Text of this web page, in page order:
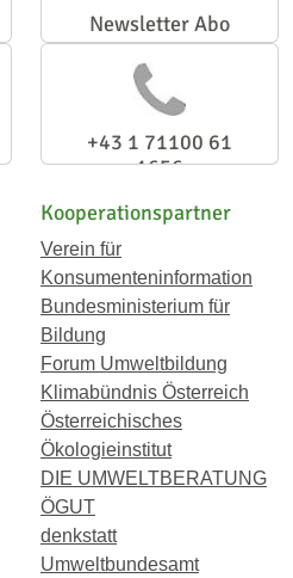
Newsletter Abo
+43 1 71100 61
1656
Kooperationspartner
Verein für
Konsumenteninformation
Bundesministerium für
Bildung
Forum Umweltbildung
Klimabündnis Österreich
Österreichisches
Ökologieinstitut
DIE UMWELTBERATUNG
ÖGUT
denkstatt
Umweltbundesamt